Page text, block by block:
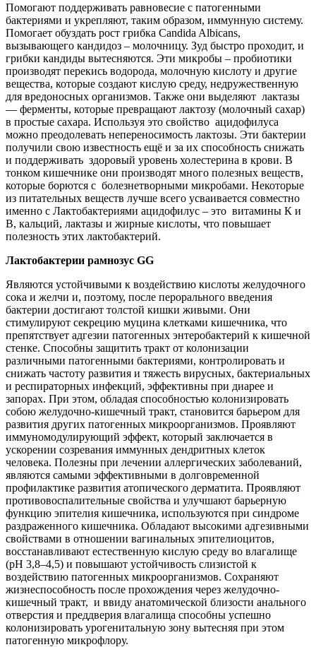
Помогают поддерживать равновесие с патогенными
бактериями и укрепляют, таким образом, иммунную систему.
Помогает обуздать рост грибка Candida Albicans,
вызывающего кандидоз – молочницу. Зуд быстро проходит, и
грибки кандиды вытесняются. Эти микробы – пробиотики
производят перекись водорода, молочную кислоту и другие
вещества, которые создают кислую среду, недружественную
для вредоносных организмов. Также они выделяют лактазы
— ферменты, которые превращают лактозу (молочный сахар)
в простые сахара. Используя это свойство ацидофилуса
можно преодолевать непереносимость лактозы. Эти бактерии
получили свою известность ещё и за их способность снижать
и поддерживать здоровый уровень холестерина в крови. В
тонком кишечнике они производят много полезных веществ,
которые борются с болезнетворными микробами. Некоторые
из питательных веществ лучше всего усваивается совместно
именно с Лактобактериями ацидофилус – это витамины К и
В, кальций, лактазы и жирные кислоты, что повышает
полезность этих лактобактерий.
Лактобактерии рамнозус GG
Являются устойчивыми к воздействию кислоты желудочного
сока и желчи и, поэтому, после перорального введения
бактерии достигают толстой кишки живыми. Они
стимулируют секрецию муцина клетками кишечника, что
препятствует адгезии патогенных энтеробактерий к кишечной
стенке. Способны защитить тракт от колонизации
различными патогенными бактериями, контролировать и
снижать частоту развития и тяжесть вирусных, бактериальных
и респираторных инфекций, эффективны при диарее и
запорах. При этом, обладая способностью колонизировать
собою желудочно-кишечный тракт, становится барьером для
развития других патогенных микроорганизмов. Проявляют
иммуномодулирующий эффект, который заключается в
ускорении созревания иммунных дендритных клеток
человека. Полезны при лечении аллергических заболеваний,
являются самыми эффективными в долговременной
профилактике развития атопического дерматита. Проявляют
противовоспалительные свойства и улучшают барьерную
функцию эпителия кишечника, используются при синдроме
раздраженного кишечника. Обладают высокими адгезивными
свойствами в отношении вагинальных эпителиоцитов,
восстанавливают естественную кислую среду во влагалище
(рН 3,8–4,5) и повышают устойчивость слизистой к
воздействию патогенных микроорганизмов. Сохраняют
жизнеспособность после прохождения через желудочно-
кишечный тракт, и ввиду анатомической близости анального
отверстия и преддверия влагалища способны успешно
колонизировать урогенитальную зону вытесняя при этом
патогенную микрофлору.